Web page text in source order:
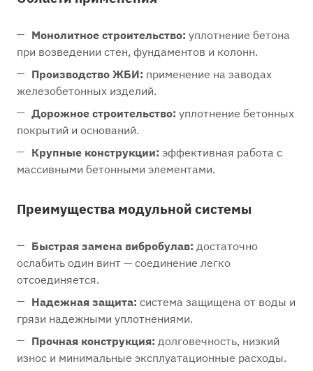
Монолитное строительство: уплотнение бетона
при возведении стен, фундаментов и колонн.
Производство ЖБИ: применение на заводах
железобетонных изделий.
Дорожное строительство: уплотнение бетонных
покрытий и оснований.
Крупные конструкции: эффективная работа с
массивными бетонными элементами.
Преимущества модульной системы
Быстрая замена вибробулав: достаточно
ослабить один винт — соединение легко
отсоединяется.
Надежная защита: система защищена от воды и
грязи надежными уплотнениями.
Прочная конструкция: долговечность, низкий
износ и минимальные эксплуатационные расходы.